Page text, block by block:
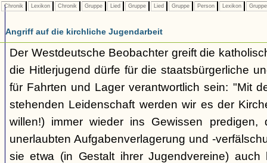
Chronik Lexikon Chronik Gruppe Lied Gruppe Lied Gruppe Person Lexikon
Angriff auf die kirchliche Jugendarbeit
Der Westdeutsche Beobachter greift die
die Hitlerjugend dürfe für die staatsbürgerliche
für Fahrten und Lager verantwortlich sein: "Mit
stehenden Leidenschaft werden wir es der
willen!) immer wieder ins Gewissen
unerlaubten Aufgabenverlagerung und -
sie etwa (in Gestalt ihrer Jugendvereine) auch